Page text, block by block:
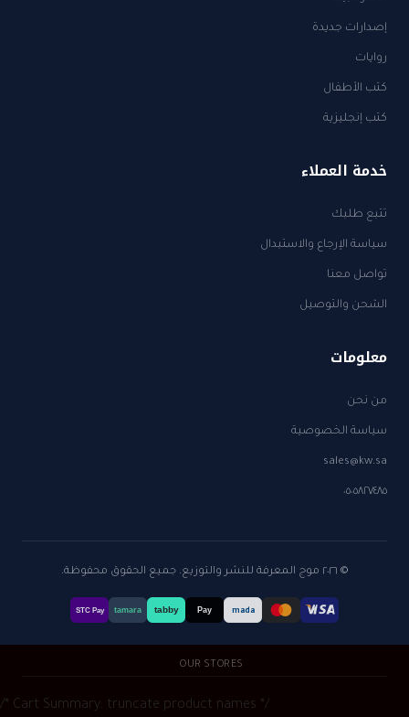
إصدارات جديدة
روايات
كتب الأطفال
كتب إنجليزية
خدمة العملاء
تتبع طلبك
سياسة الإرجاع والاستبدال
تواصل معنا
الشحن والتوصيل
معلومات
من نحن
سياسة الخصوصية
sales@kw.sa
٠٥٠٥٨٢٧٤٨٥
© ٢٠٢٦ موج المعرفة للنشر والتوزيع. جميع الحقوق محفوظة.
mada
Pay
tabby
tamara
STC Pay
OUR STORES
/* Cart Summary: truncate product names */